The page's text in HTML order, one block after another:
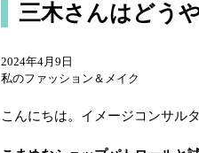
三木さんはどう
2024年4月9日
私のファッション＆メイク
こんにちは。イメージコンサル